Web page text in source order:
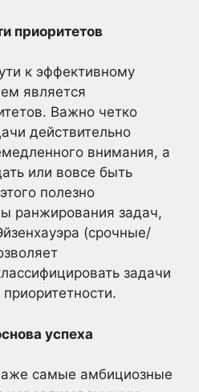
приоритетов
к эффективному
является
Важно четко
действительно
внимания, а
или вовсе быть
полезно
ранжирования задач,
(срочные/
задачи
успеха
самые амбициозные